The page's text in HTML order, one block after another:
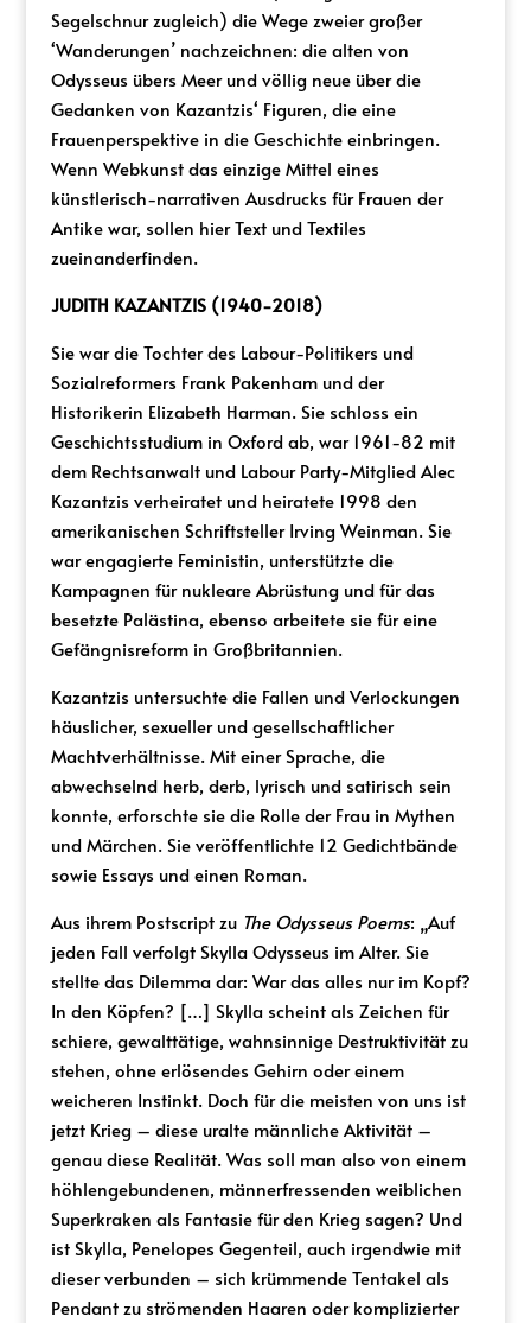
Segelschnur zugleich) die Wege zweier großer
‘Wanderungen’ nachzeichnen: die alten von
Odysseus übers Meer und völlig neue über die
Gedanken von Kazantzis‘ Figuren, die eine
Frauenperspektive in die Geschichte einbringen.
Wenn Webkunst das einzige Mittel eines
künstlerisch-narrativen Ausdrucks für Frauen der
Antike war, sollen hier Text und Textiles
zueinanderfinden.
JUDITH KAZANTZIS (1940-2018)
Sie war die Tochter des Labour-Politikers und
Sozialreformers Frank Pakenham und der
Historikerin Elizabeth Harman. Sie schloss ein
Geschichtsstudium in Oxford ab, war 1961-82 mit
dem Rechtsanwalt und Labour Party-Mitglied Alec
Kazantzis verheiratet und heiratete 1998 den
amerikanischen Schriftsteller Irving Weinman. Sie
war engagierte Feministin, unterstützte die
Kampagnen für nukleare Abrüstung und für das
besetzte Palästina, ebenso arbeitete sie für eine
Gefängnisreform in Großbritannien.
Kazantzis untersuchte die Fallen und Verlockungen
häuslicher, sexueller und gesellschaftlicher
Machtverhältnisse. Mit einer Sprache, die
abwechselnd herb, derb, lyrisch und satirisch sein
konnte, erforschte sie die Rolle der Frau in Mythen
und Märchen. Sie veröffentlichte 12 Gedichtbände
sowie Essays und einen Roman.
Aus ihrem Postscript zu The Odysseus Poems: „Auf
jeden Fall verfolgt Skylla Odysseus im Alter. Sie
stellte das Dilemma dar: War das alles nur im Kopf?
In den Köpfen? […] Skylla scheint als Zeichen für
schiere, gewalttätige, wahnsinnige Destruktivität zu
stehen, ohne erlösendes Gehirn oder einem
weicheren Instinkt. Doch für die meisten von uns ist
jetzt Krieg – diese uralte männliche Aktivität –
genau diese Realität. Was soll man also von einem
höhlengebundenen, männerfressenden weiblichen
Superkraken als Fantasie für den Krieg sagen? Und
ist Skylla, Penelopes Gegenteil, auch irgendwie mit
dieser verbunden – sich krümmende Tentakel als
Pendant zu strömenden Haaren oder komplizierter